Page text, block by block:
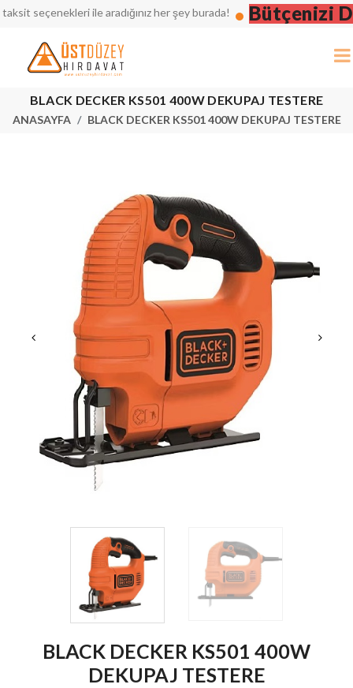
ile aradığınız her şey burada! Bütçenizi
BLACK DECKER KS501 400W DEKUPAJ TESTERE
ANASAYFA BLACK DECKER KS501 400W DEKUPAJ TESTERE
BLACK DECKER KS501 400W
DEKUPAJ TESTERE